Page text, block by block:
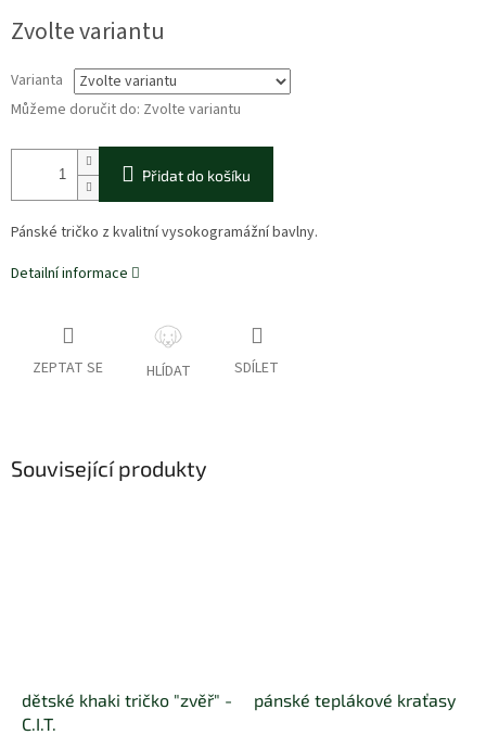
cena:
Zvolte variantu
Varianta
Můžeme doručit do: Zvolte variantu
Přidat do košíku
Pánské tričko z kvalitní vysokogramážní bavlny.
Detailní informace
ZEPTAT SE HLÍDAT SDÍLET
Související produkty
dětské khaki tričko "zvěř" -
C.I.T.
pánské teplákové kraťasy